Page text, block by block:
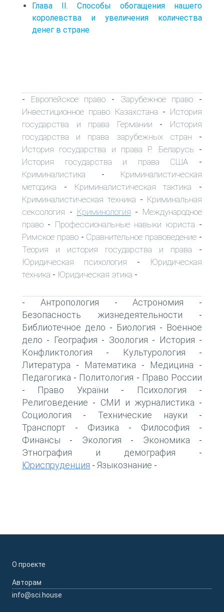
Глава II. Способы обогащения нашего
королевства и увеличения количества
денег в стране
- Европейское право - Зарубежное право -
Инвестиционное право Казахстана - История
государства и права Германии - История
государства и права зарубежных стран -
История государства и права Р. Беларусь -
История государства и права США -
Криминалистика - Криминалистическая
методика - Криминалистическая тактика -
Криминалистическая техника - Криминальная
сексология - Криминология - Международное
право - Профессиональные навыки юриста -
Римское право- Сравнительное правоведение -
Теория и история государства и права -
Юридическая психология -
Юридическая
техника - Юридическая этика -
- Антропология -Астрономия -
Безопасность жизнедеятельности -
Библиотечное дело - Биология - Военное
дело - География - Зоология - История -
Конфликтология - Культурология -
Литература - Математика - Медицина -
Педагогика - Политология - Право России
- Право України - Психология -
Религоведение - СМИ и журналистика -
Социология - Технические науки -
Транспорт - Физика - Философия -
Финансы - Экология - Экономика -
Этнография и демография -
Юриспруденция - Языкознание -
О проекте
Авторам
info@sci.house